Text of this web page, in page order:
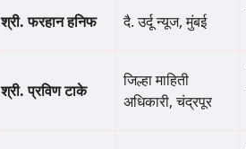
श्री. फरहान हनिफ दै. उर्दू न्यूज, मुंबई
श्री. प्रविण टाके
जिल्हा माहिती
अधिकारी, चंद्रपूर